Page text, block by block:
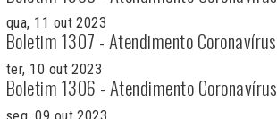
qua, 11 out 2023
Boletim 1307 - Atendimento Coronavírus
ter, 10 out 2023
Boletim 1306 - Atendimento Coronavírus